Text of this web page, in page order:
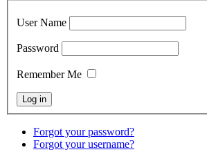
User Name
Password
Remember Me
Forgot your password?
Forgot your username?